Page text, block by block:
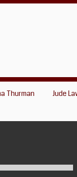
Thurman
Jude